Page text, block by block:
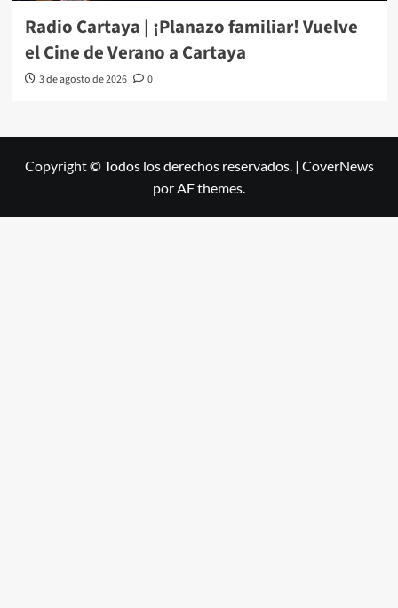
Radio Cartaya | ¡Planazo familiar! Vuelve
el Cine de Verano a Cartaya
3 de agosto de 2026 0
Copyright © Todos los derechos reservados. | CoverNews
por AF themes.